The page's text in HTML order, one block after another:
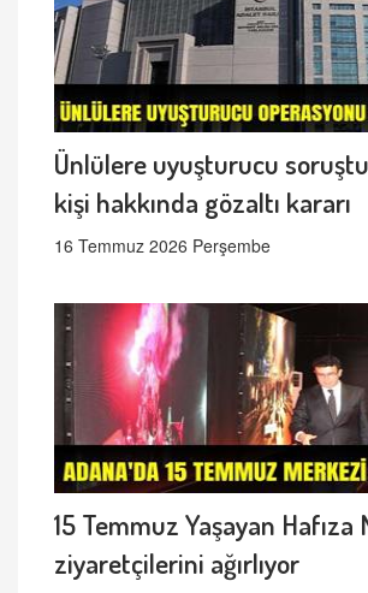
Ünlülere uyuşturucu
kişi hakkında gözaltı kararı
16 Temmuz 2026 Perşembe
15 Temmuz Yaşayan Hafıza
ziyaretçilerini ağırlıyor